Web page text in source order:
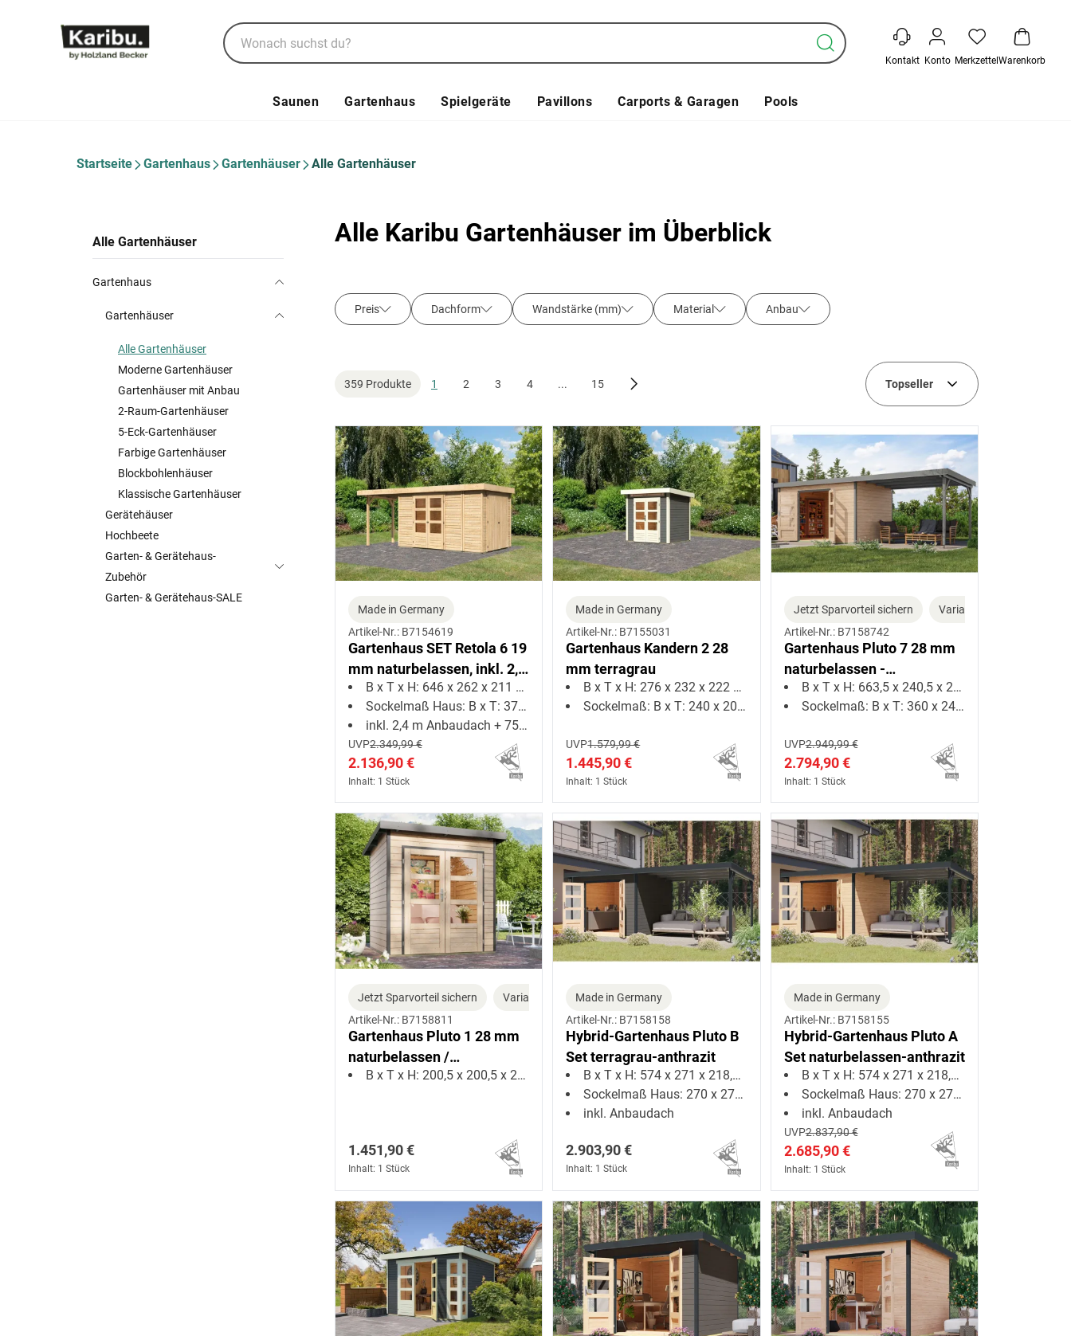
Kontakt Konto Merkzettel Warenkorb
Saunen Gartenhaus Spielgeräte Pavillons Carports & Garagen Pools
Startseite Gartenhaus Gartenhäuser Alle Gartenhäuser
Alle Gartenhäuser
Gartenhaus
Gartenhäuser
Alle Gartenhäuser
Moderne Gartenhäuser
Gartenhäuser mit Anbau
2-Raum-Gartenhäuser
5-Eck-Gartenhäuser
Farbige Gartenhäuser
Blockbohlenhäuser
Klassische Gartenhäuser
Gerätehäuser
Hochbeete
Garten- & Gerätehaus-
Zubehör
Garten- & Gerätehaus-SALE
Alle Karibu Gartenhäuser im Überblick
Preis Dachform Wandstärke (mm) Material Anbau
359 Produkte 1 2 3 4 ... 15 Topseller
Made in Germany
Artikel-Nr.: B7154619
Gartenhaus SET Retola 6 19
mm naturbelassen, inkl. 2,4
m Anbaudach +
Anbauschrank
B x T x H: 646 x 262 x 211 cm
Sockelmaß Haus: B x T: 373 x 242 cm
inkl. 2,4 m Anbaudach + 75 cm Anbauschrank
UVP2.349,99 €
2.136,90 €
Inhalt: 1 Stück
Made in Germany
Artikel-Nr.: B7155031
Gartenhaus Kandern 2 28
mm terragrau
B x T x H: 276 x 232 x 222 cm
Sockelmaß: B x T: 240 x 200 cm
UVP1.579,99 €
1.445,90 €
Inhalt: 1 Stück
Jetzt Sparvorteil sichern
Varianten
Artikel-Nr.: B7158742
Gartenhaus Pluto 7 28 mm
naturbelassen -
graualuminium mit
Anbaudach ca. 3 m breit
B x T x H: 663,5 x 240,5 x 219 cm
Sockelmaß: B x T: 360 x 240 cm
UVP2.949,99 €
2.794,90 €
Inhalt: 1 Stück
Jetzt Sparvorteil sichern
Varianten
Artikel-Nr.: B7158811
Gartenhaus Pluto 1 28 mm
naturbelassen /
graualuminium
B x T x H: 200,5 x 200,5 x 219 cm
1.451,90 €
Inhalt: 1 Stück
Made in Germany
Artikel-Nr.: B7158158
Hybrid-Gartenhaus Pluto B
Set terragrau-anthrazit
B x T x H: 574 x 271 x 218,5 cm
Sockelmaß Haus: 270 x 270 cm
inkl. Anbaudach
2.903,90 €
Inhalt: 1 Stück
Made in Germany
Artikel-Nr.: B7158155
Hybrid-Gartenhaus Pluto A
Set naturbelassen-anthrazit
B x T x H: 574 x 271 x 218,5 cm
Sockelmaß Haus: 270 x 270 cm
inkl. Anbaudach
UVP2.837,90 €
2.685,90 €
Inhalt: 1 Stück